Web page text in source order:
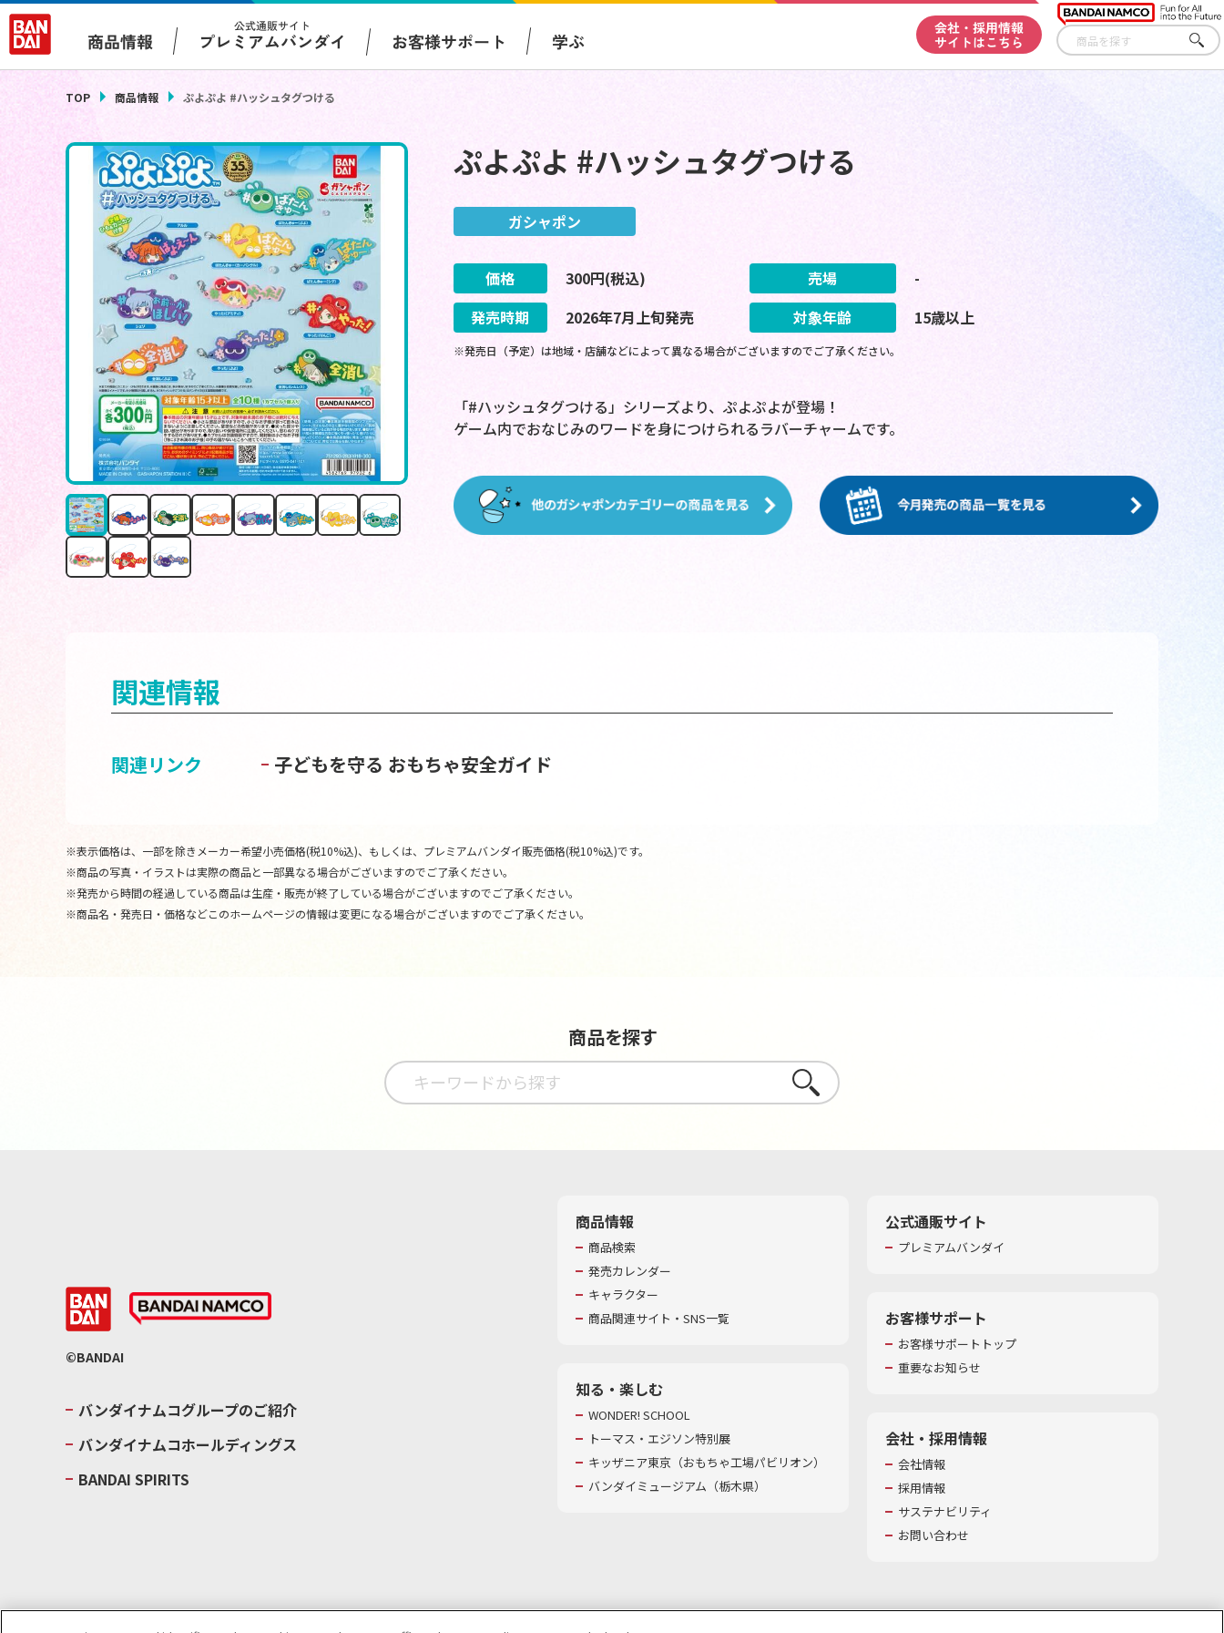
商品情報
公式通販サイト
プレミアムバンダイ お客様サポート 学ぶ
会社・採用情報
サイトはこちら
さが
す
TOP 商品情報 ぷよぷよ #ハッシュタグつける
ぷよぷよ #ハッシュタグつける
ガシャポン
価格 300円(税込) 売場
-
発売時期
2026年7月上旬発売 対象年齢 15歳以上
※発売日（予定）は地域・店舗などによって異なる場合がございますのでご了承ください。
「#ハッシュタグつける」シリーズより、ぷよぷよが登場！
ゲーム内でおなじみのワードを身につけられるラバーチャームです。
関連情報
関連リンク 子どもを守る おもちゃ安全ガイド
※表示価格は、一部を除きメーカー希望小売価格(税10%込)、もしくは、プレミアムバンダイ販売価格(税10%込)です。
※商品の写真・イラストは実際の商品と一部異なる場合がございますのでご了承ください。
※発売から時間の経過している商品は生産・販売が終了している場合がございますのでご了承ください。
※商品名・発売日・価格などこのホームページの情報は変更になる場合がございますのでご了承ください。
商品を探す
さがす
©BANDAI
バンダイナムコグループのご紹介
バンダイナムコホールディングス
BANDAI SPIRITS
商品情報
商品検索
発売カレンダー
キャラクター
商品関連サイト・SNS一覧
知る・楽しむ
WONDER! SCHOOL
トーマス・エジソン特別展
キッザニア東京（おもちゃ工場パビリオン）​
バンダイミュージアム（栃木県）
公式通販サイト
プレミアムバンダイ
お客様サポート
お客様サポートトップ
重要なお知らせ
会社・採用情報
会社情報
採用情報
サステナビリティ
お問い合わせ